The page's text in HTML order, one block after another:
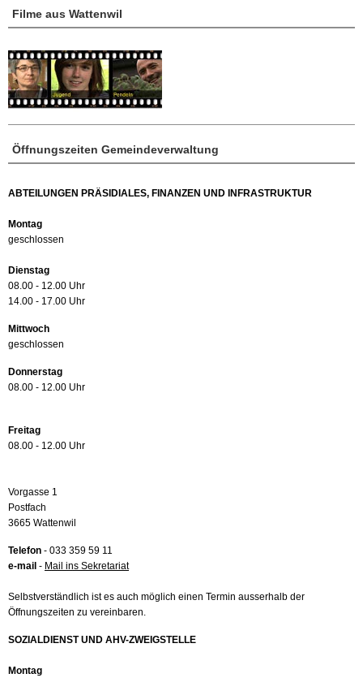
Öffnungszeiten Gemeindeverwaltung
ABTEILUNGEN PRÄSIDIALES, FINANZEN UND INFRASTRUKTUR
Montag
geschlossen
Dienstag
08.00 - 12.00 Uhr
14.00 - 17.00 Uhr
Mittwoch
geschlossen
Donnerstag
08.00 - 12.00 Uhr
Freitag
08.00 - 12.00 Uhr
Vorgasse 1
Postfach
3665 Wattenwil
Telefon - 033 359 59 11
e-mail - Mail ins Sekretariat
Selbstverständlich ist es auch möglich einen Termin ausserhalb der
Öffnungszeiten zu vereinbaren.
SOZIALDIENST UND AHV-ZWEIGSTELLE
Montag
Filme aus Wattenwil